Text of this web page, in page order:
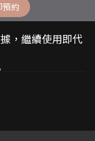
預約
，繼續使用即代